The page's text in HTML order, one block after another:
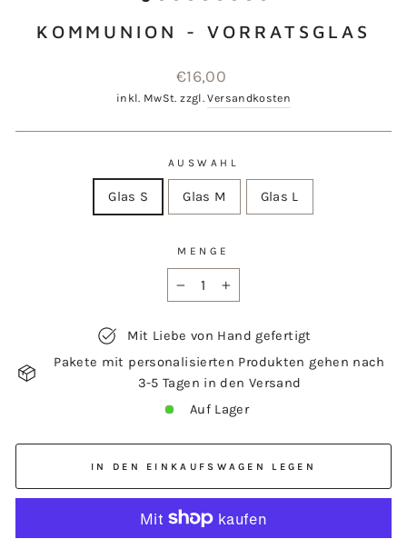
KOMMUNION - VORRATSGLAS
Normaler
Preis
€16,00
inkl. MwSt. zzgl.Versandkosten
AUSWAHL
Glas S Glas M Glas L
MENGE
Mit Liebe von Hand gefertigt
Pakete mit personalisierten Produkten gehen nach
3-5 Tagen in den Versand
Auf Lager
IN DEN EINKAUFSWAGEN LEGEN